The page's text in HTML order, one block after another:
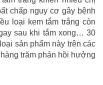
chấp nguy cơ gây bệnh
loại kem tắm trắng còn
sau khi tắm xong… 30
sản phẩm này trên các
trăm phản hồi hưởng